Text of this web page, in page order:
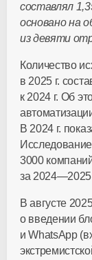
составлял
основано на
из девяти
Количество
в 2025 г.
к 2024 г. Об
В 2024 г.
3000
за 2024—2025
В августе
о введении
и WhatsApp